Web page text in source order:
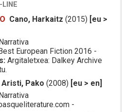
LINE
Cano, Harkaitz (2015) [eu >
Narrativa
Best European Fiction 2016 -
Argitaletxea: Dalkey Archive
Aristi, Pako (2008) [eu > en]
Narrativa
-